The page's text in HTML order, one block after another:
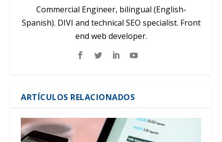
Commercial Engineer, bilingual (English-
Spanish). DIVI and technical SEO specialist. Front
end web developer.
ARTÍCULOS RELACIONADOS